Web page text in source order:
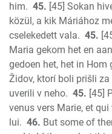
him. 45. [45] Sokan
közül, a kik Máriához
cselekedett vala. 45.
Maria gekom het en
gedoen het, het in Hom
Židov, ktorí boli prišli
uverili v neho. 45. [45]
venus vers Marie, et
lui. 46. But some of